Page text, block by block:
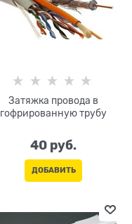
Затяжка провода в
гофрированную трубу
40 руб.
ДОБАВИТЬ